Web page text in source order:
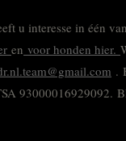
u interesse in één
en voor honden hier.
.
93000016929092.